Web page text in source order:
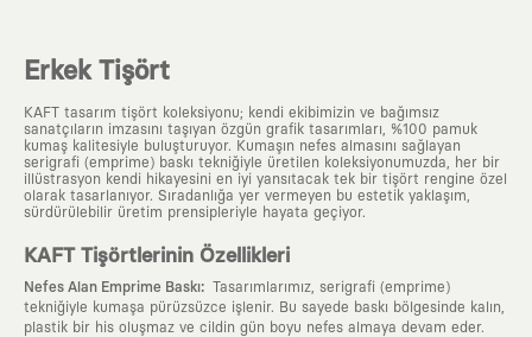
Erkek Tişört
KAFT tasarım tişört koleksiyonu; kendi ekibimizin ve bağımsız
sanatçıların imzasını taşıyan özgün grafik tasarımları, %100 pamuk
kumaş kalitesiyle buluşturuyor. Kumaşın nefes almasını sağlayan
serigrafi (emprime) baskı tekniğiyle üretilen koleksiyonumuzda, her bir
illüstrasyon kendi hikayesini en iyi yansıtacak tek bir tişört rengine özel
olarak tasarlanıyor. Sıradanlığa yer vermeyen bu estetik yaklaşım,
sürdürülebilir üretim prensipleriyle hayata geçiyor.
KAFT Tişörtlerinin Özellikleri
Nefes Alan Emprime Baskı: Tasarımlarımız, serigrafi (emprime)
tekniğiyle kumaşa pürüzsüzce işlenir. Bu sayede baskı bölgesinde kalın,
plastik bir his oluşmaz ve cildin gün boyu nefes almaya devam eder.